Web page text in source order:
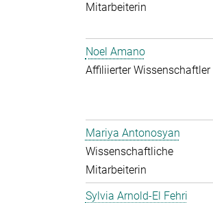
Mitarbeiterin
Noel Amano
Affiliierter Wissenschaftler
Mariya Antonosyan
Wissenschaftliche
Mitarbeiterin
Sylvia Arnold-El Fehri